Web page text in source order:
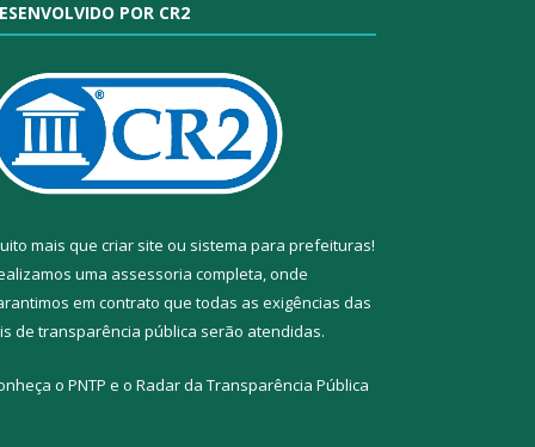
POR CR2
mais que criar site ou sistema para prefeituras!
uma assessoria completa, onde
em contrato que todas as exigências das
de transparência pública serão atendidas.
o PNTP e o Radar da Transparência Pública